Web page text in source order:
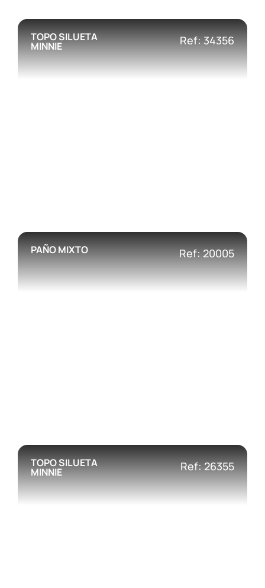
TOPO SILUETA
MINNIE Ref: 34356
PAÑO MIXTO Ref: 20005
TOPO SILUETA
MINNIE Ref: 26355